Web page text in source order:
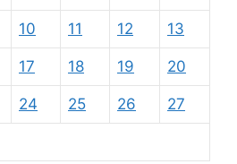
10 11 12 13
17 18 19 20
24 25 26 27